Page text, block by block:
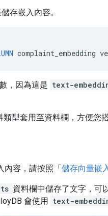
存嵌入內容。
complaint_embedding
，因為這是 text-
類型套用至資料欄，方便您
內容，請按照「儲存向量嵌
資料欄中儲存了文字，可
會使用 text-